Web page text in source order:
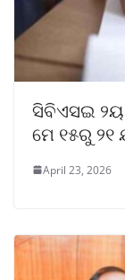
ସିବିଏସଇ ୨ୟ
ମେ ୧୫ରୁ ୨୧
April 23, 2026